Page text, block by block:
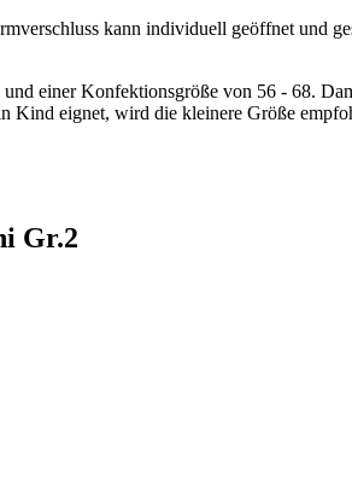
kann individuell geöffnet und
einer Konfektionsgröße von 56 - 68.
Kind eignet, wird die kleinere Größe
Gr.2